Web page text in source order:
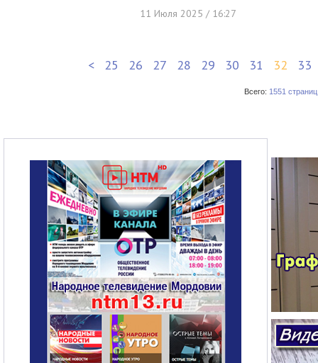
11 Июля 2025 / 16:27
< 25 26 27 28 29 30 31 32 33
Всего: 1551 страниц